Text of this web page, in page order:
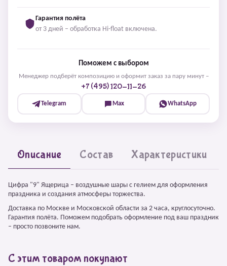
Гарантия полёта
от 3 дней – обработка Hi-float включена.
Поможем с выбором
Менеджер подберёт композицию и оформит заказ за пару минут –
+7 (495) 120-11-26
Telegram Max WhatsApp
Описание Состав Характеристики
Цифра "9" Ящерица – воздушные шары с гелием для оформления
праздника и создания атмосферы торжества.
Доставка по Москве и Московской области за 2 часа, круглосуточно.
Гарантия полёта. Поможем подобрать оформление под ваш праздник
– просто позвоните нам.
С этим товаром покупают